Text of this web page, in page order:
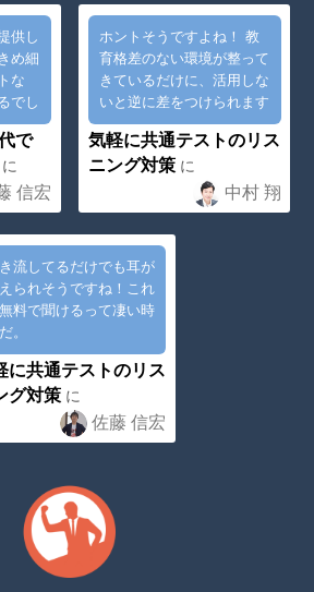
供し
め細
な
でし
で
に
信宏
ホントそうですよね！ 教
育格差のない環境が整って
きているだけに、活用しな
いと逆に差をつけられます
よね^^;
気軽に共通テストのリス
ニング対策に
中村 翔
流してるだけでも耳が
られそうですね！これ
料で聞けるって凄い時
。
に共通テストのリス
グ対策に
佐藤 信宏